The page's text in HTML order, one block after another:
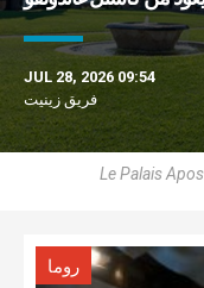
JUL 28, 2026 09:54
فريق زينيت
Le Palais
روما